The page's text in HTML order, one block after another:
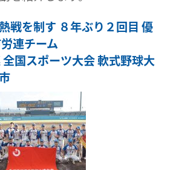
戦を制す ８年ぶり２回目 優
連チーム
国スポーツ大会 軟式野球大